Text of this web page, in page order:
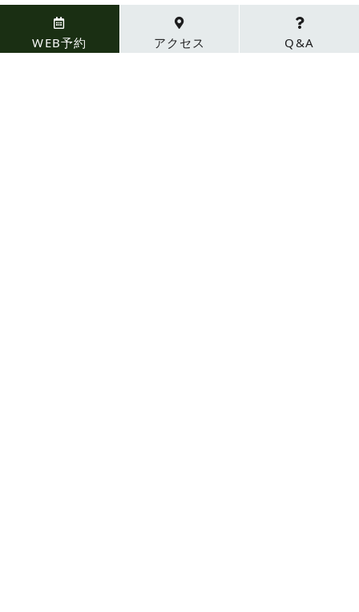
WEB予約 アクセス Q&A